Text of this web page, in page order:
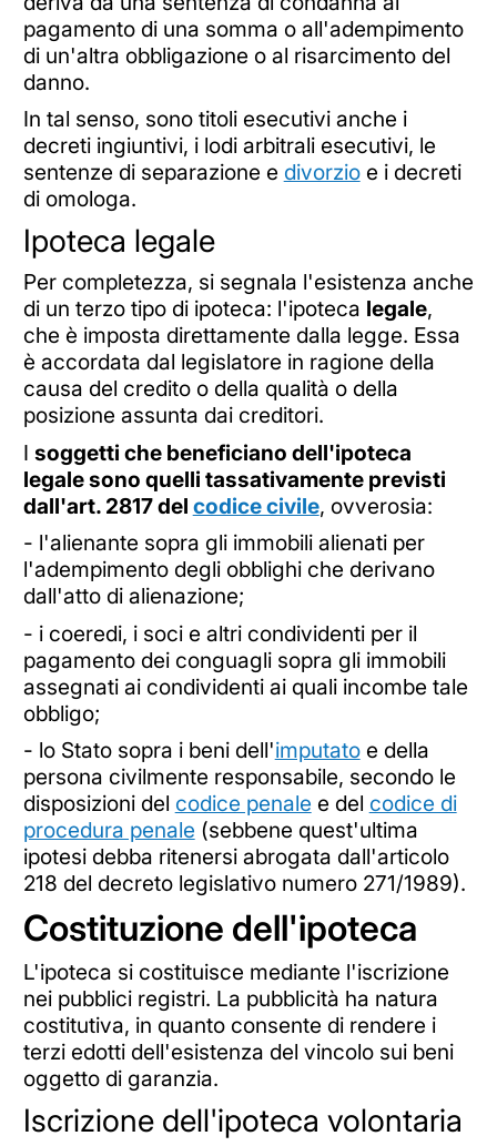
pagamento di una somma o all'adempimento
di un'altra obbligazione o al risarcimento del
danno.
In tal senso, sono titoli esecutivi anche i
decreti ingiuntivi, i lodi arbitrali esecutivi, le
sentenze di separazione e divorzioe i decreti
di omologa.
Ipoteca legale
Per completezza, si segnala l'esistenza anche
di un terzo tipo di ipoteca: l'ipoteca legale,
che è imposta direttamente dalla legge. Essa
è accordata dal legislatore in ragione della
causa del credito o della qualità o della
posizione assunta dai creditori.
I soggetti che beneficiano dell'ipoteca
legale sono quelli tassativamente previsti
dall'art. 2817 del codice civile, ovverosia:
- l'alienante sopra gli immobili alienati per
l'adempimento degli obblighi che derivano
dall'atto di alienazione;
- i coeredi, i soci e altri condividenti per il
pagamento dei conguagli sopra gli immobili
assegnati ai condividenti ai quali incombe tale
obbligo;
- lo Stato sopra i beni dell'imputatoe della
persona civilmente responsabile, secondo le
disposizioni del codice penale e del codice di
procedura penale (sebbene quest'ultima
ipotesi debba ritenersi abrogata dall'articolo
218 del decreto legislativo numero 271/1989).
Costituzione dell'ipoteca
L'ipoteca si costituisce mediante l'iscrizione
nei pubblici registri. La pubblicità ha natura
costitutiva, in quanto consente di rendere i
terzi edotti dell'esistenza del vincolo sui beni
oggetto di garanzia.
Iscrizione dell'ipoteca volontaria